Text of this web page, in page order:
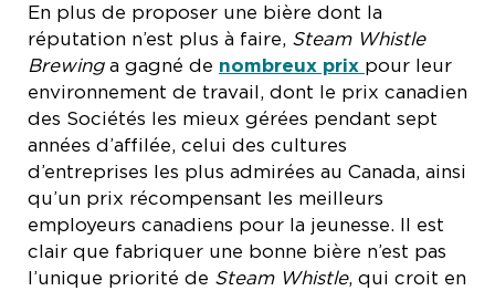
En plus de proposer une bière dont la
réputation n’est plus à faire, Steam Whistle
Brewinga gagné de nombreux prix pour leur
environnement de travail, dont le prix canadien
des Sociétés les mieux gérées pendant sept
années d’affilée, celui des cultures
d’entreprises les plus admirées au Canada, ainsi
qu’un prix récompensant les meilleurs
employeurs canadiens pour la jeunesse. Il est
clair que fabriquer une bonne bière n’est pas
l’unique priorité de Steam Whistle, qui croit en